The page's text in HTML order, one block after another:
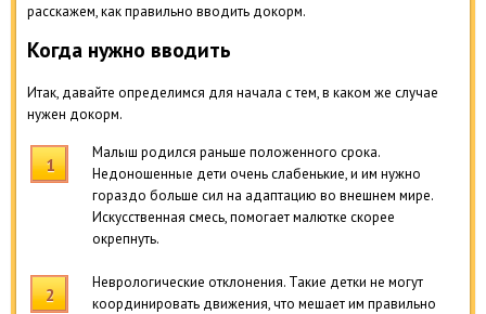
расскажем, как правильно вводить докорм.
Когда нужно вводить
Итак, давайте определимся для начала с тем, в каком же случае
нужен докорм.
Малыш родился раньше положенного срока.
Недоношенные дети очень слабенькие, и им нужно
гораздо больше сил на адаптацию во внешнем мире.
Искусственная смесь, помогает малютке скорее
окрепнуть.
Неврологические отклонения. Такие детки не могут
координировать движения, что мешает им правильно